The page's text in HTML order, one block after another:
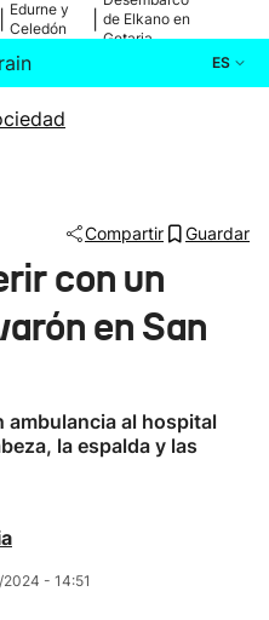
Edurne y
Celedón
de Elkano en
Getaria
ES
Compartir Guardar
con un
en San
ambulancia al hospital
la espalda y las
- 14:51